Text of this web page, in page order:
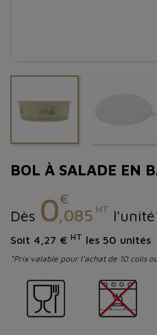
BOL À SALADE EN
Dès 0€
,085 HT
Soit 4,27 € HT les 50 unités
*Prix valable pour l'achat de 10 colis